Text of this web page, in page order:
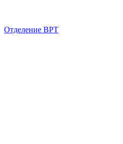
Отделение ВРТ